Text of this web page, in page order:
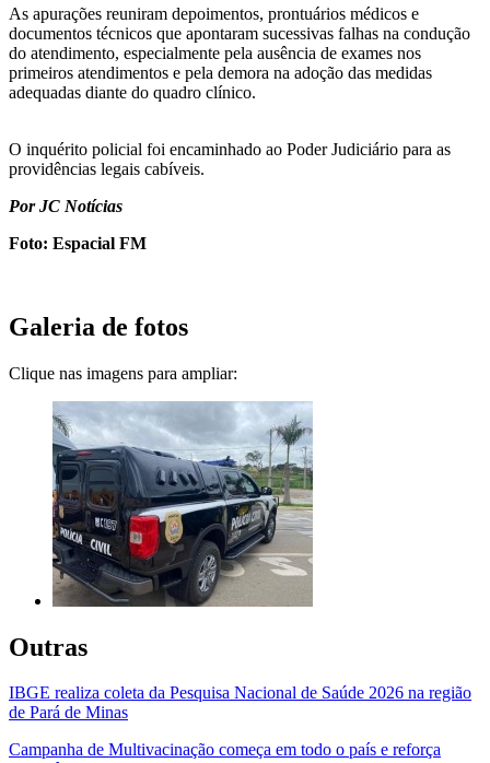
As apurações reuniram depoimentos, prontuários médicos e
documentos técnicos que apontaram sucessivas falhas na condução
do atendimento, especialmente pela ausência de exames nos
primeiros atendimentos e pela demora na adoção das medidas
adequadas diante do quadro clínico.
O inquérito policial foi encaminhado ao Poder Judiciário para as
providências legais cabíveis.
Por JC Notícias
Foto: Espacial FM
Galeria de fotos
Clique nas imagens para ampliar:
Outras
IBGE realiza coleta da Pesquisa Nacional de Saúde 2026 na região
de Pará de Minas
Campanha de Multivacinação começa em todo o país e reforça